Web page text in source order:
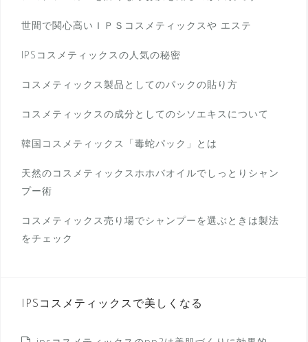
世間で関心高いＩＰＳコスメティックスや エステ
IPSコスメティックスの人気の秘密
コスメティックス製品としてのパックの貼り方
コスメティックスの成分としてのシソエキスについて
韓国コスメティックス「毒蛇パック」とは
天然のコスメティックスホホバオイルでしっとりシャン
プー術
コスメティックス売り場でシャンプーを選ぶときは製法
をチェック
IPSコスメティックスで美しくなる